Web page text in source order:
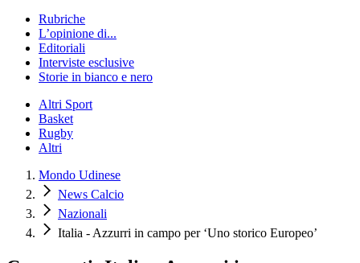
Rubriche
L’opinione di...
Editoriali
Interviste esclusive
Storie in bianco e nero
Altri Sport
Basket
Rugby
Altri
Mondo Udinese
News Calcio
Nazionali
Italia - Azzurri in campo per ‘Uno storico Europeo’